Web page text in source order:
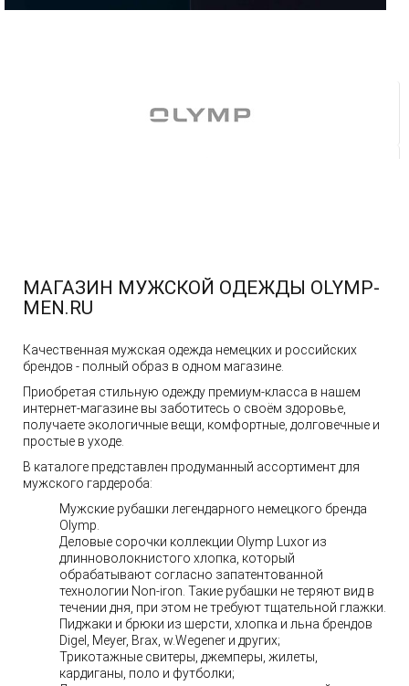
МАГАЗИН МУЖСКОЙ ОДЕЖДЫ OLYMP-
MEN.RU
Качественная мужская одежда немецких и российских
брендов - полный образ в одном магазине.
Приобретая стильную одежду премиум-класса в нашем
интернет-магазине вы заботитесь о своём здоровье,
получаете экологичные вещи, комфортные, долговечные и
простые в уходе.
В каталоге представлен продуманный ассортимент для
мужского гардероба:
Мужские рубашки легендарного немецкого бренда
Olymp.
Деловые сорочки коллекции Olymp Luxor из
длинноволокнистого хлопка, который
обрабатывают согласно запатентованной
технологии Non-iron. Такие рубашки не теряют вид в
течении дня, при этом не требуют тщательной глажки.
Пиджаки и брюки из шерсти, хлопка и льна брендов
Digel, Meyer, Brax, w.Wegener и других;
Трикотажные свитеры, джемперы, жилеты,
кардиганы, поло и футболки;